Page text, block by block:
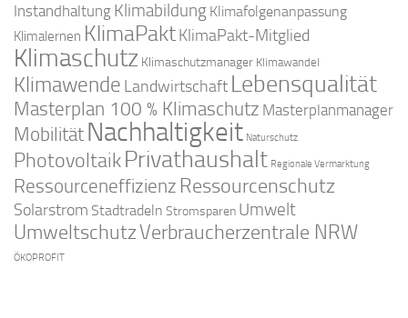
Instandhaltung Klimabildung Klimafolgenanpassung
Klimalernen KlimaPaktKlimaPakt-Mitglied
Klimaschutz Klimaschutzmanager Klimawandel
Klimawende Landwirtschaft Lebensqualität
Masterplan 100 % Klimaschutz Masterplanmanager
Mobilität Nachhaltigkeit Naturschutz
PhotovoltaikPrivathaushalt Regionale Vermarktung
Ressourceneffizienz Ressourcenschutz
Solarstrom Stadtradeln Stromsparen Umwelt
UmweltschutzVerbraucherzentrale NRW
ÖKOPROFIT